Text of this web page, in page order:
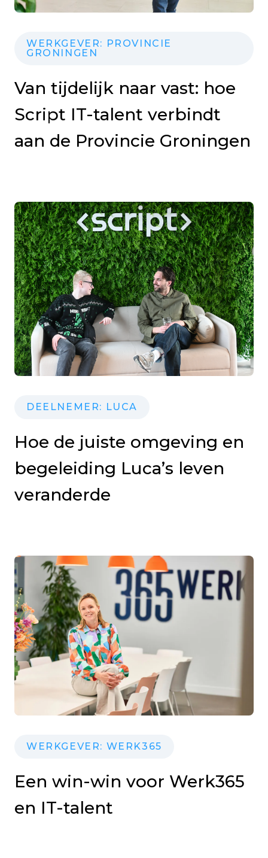
WERKGEVER: PROVINCIE
GRONINGEN
Van tijdelijk naar vast: hoe
Script IT-talent verbindt
aan de Provincie Groningen
DEELNEMER: LUCA
Hoe de juiste omgeving en
begeleiding Luca’s leven
veranderde
WERKGEVER: WERK365
Een win-win voor Werk365
en IT-talent